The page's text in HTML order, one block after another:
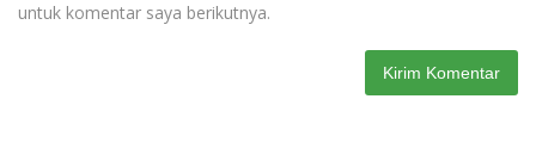
untuk komentar saya berikutnya.